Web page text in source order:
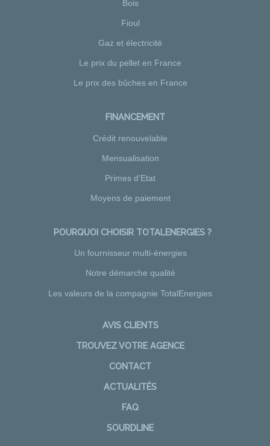
Bois
Fioul
Gaz et électricité
Le prix du pellet en France
Le prix des bûches en France
FINANCEMENT
Crédit renouvelable
Mensualisation
Primes d'Etat
Moyens de paiement
POURQUOI CHOISIR TOTALENERGIES ?
Un fournisseur multi-énergies
Notre démarche qualité
Les valeurs de la compagnie TotalEnergies
AVIS CLIENTS
TROUVEZ VOTRE AGENCE
CONTACT
ACTUALITÉS
FAQ
SOURDLINE